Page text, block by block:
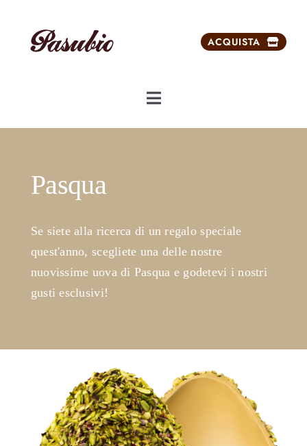
contenuto
ACQUISTA
Toggle
Navigation
Dolci da ricorrenze
Prodotti esclusivi
Carrello
Pasqua
Se siete alla ricerca di un regalo speciale
quest'anno, scegliete una delle nostre
nuovissime uova di Pasqua e godetevi i nostri
gusti esclusivi!